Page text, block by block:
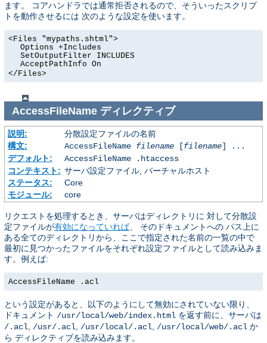
ます。 コアハンドラでは通常拒否されるので、そういったスクリプ
トを動作させるには 次のような設定を使います。
<Files "mypaths.shtml">
Options +Includes
SetOutputFilter INCLUDES
AcceptPathInfo On
</Files>
AccessFileNameディレクティブ
説明:
分散設定ファイルの名前
構文:
AccessFileName filename[filename] ...
デフォルト:
AccessFileName .htaccess
コンテキスト: サーバ設定ファイル, バーチャルホスト
ステータス:
Core
モジュール:
core
リクエストを処理するとき、サーバはディレクトリに 対して分散設
定ファイルが有効になっていれば、 そのドキュメントへの パス上に
ある全てのディレクトリから、ここで指定された名前の一覧の中で
最初に見つかったファイルをそれぞれ設定ファイルとして読み込みま
す。例えば:
AccessFileName .acl
という設定があると、以下のようにして無効にされていない限り、
ドキュメント /usr/local/web/index.html を返す前に、サーバは
/.acl /usr/.acl /usr/local/.acl /usr/local/web/.acl か
ら ディレクティブを読み込みます。